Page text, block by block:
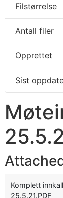
Filstørrelse
Antall filer
Opprettet
Sist
Komplett
25.5.21.PDF